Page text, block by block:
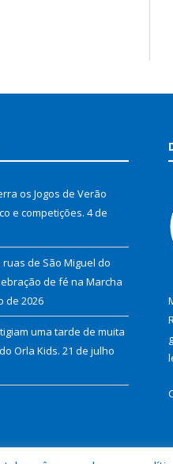
os Jogos de Verão
e competições. 4 de
de São Miguel do
de fé na Marcha
de 2026
uma tarde de muita
Orla Kids. 21 de julho